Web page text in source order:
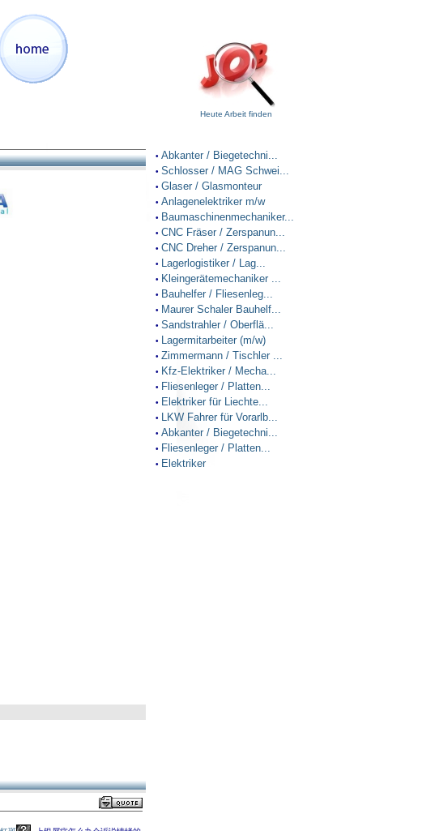
Heute Arbeit finden
• Abkanter / Biegetechni...
• Schlosser / MAG Schwei...
• Glaser / Glasmonteur
• Anlagenelektriker m/w
• Baumaschinenmechaniker...
• CNC Fräser / Zerspanun...
• CNC Dreher / Zerspanun...
• Lagerlogistiker / Lag...
• Kleingerätemechaniker ...
• Bauhelfer / Fliesenleg...
• Maurer Schaler Bauhelf...
• Sandstrahler / Oberflä...
• Lagermitarbeiter (m/w)
• Zimmermann / Tischler ...
• Kfz-Elektriker / Mecha...
• Fliesenleger / Platten...
• Elektriker für Liechte...
• LKW Fahrer für Vorarlb...
• Abkanter / Biegetechni...
• Fliesenleger / Platten...
• Elektriker